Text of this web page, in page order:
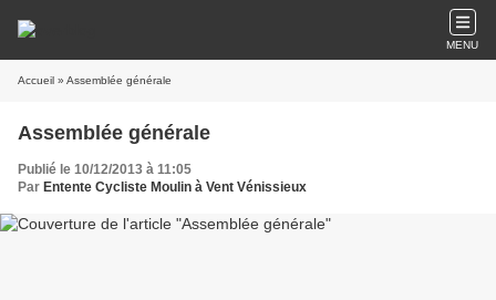
MENU
Accueil » Assemblée générale
Assemblée générale
Publié le 10/12/2013 à 11:05
Par Entente Cycliste Moulin à Vent Vénissieux